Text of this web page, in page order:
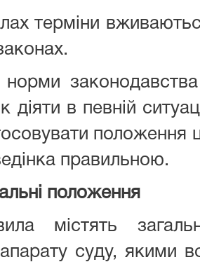
терміни
діяти в певній
положення
правильною.
положення
містять
апарату суду, якими